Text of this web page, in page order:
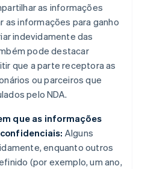
as informações
as informações para ganho
indevidamente das
pode destacar
que a parte receptora as
ou parceiros que
pelo NDA.
que as informações
Alguns
enquanto outros
(por exemplo, um ano,